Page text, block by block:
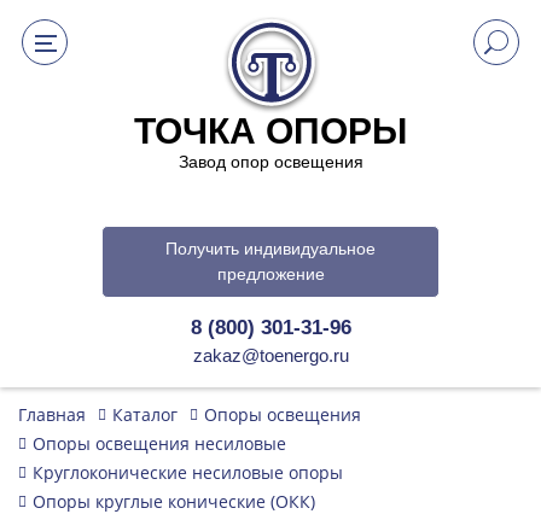
ТОЧКА ОПОРЫ
Завод опор освещения
Получить индивидуальное
предложение
8 (800) 301-31-96
zakaz@toenergo.ru
Главная Каталог
Опоры освещения
Опоры освещения несиловые
Круглоконические несиловые опоры
Опоры круглые конические (ОКК)